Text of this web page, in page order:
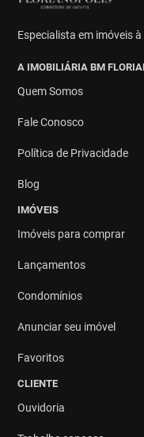
Especialista em imóveis
A IMOBILIÁRIA BM
Quem Somos
Fale Conosco
Política de Privacidade
Blog
IMÓVEIS
Imóveis para comprar
Lançamentos
Condomínios
Anunciar seu imóvel
Favoritos
CLIENTE
Ouvidoria